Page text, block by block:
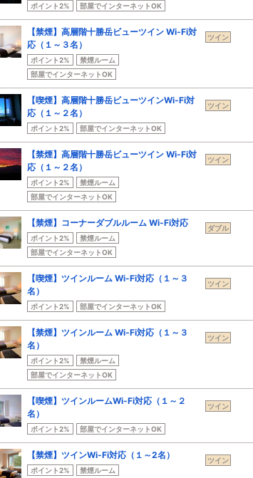
ポイント2% 部屋でインターネットOK
【禁煙】高層階十勝岳ビューツイン Wi-Fi対
応（１～３名）
ポイント2%
禁煙ルーム
部屋でインターネットOK
ツイン
【喫煙】高層階十勝岳ビューツインWi-Fi対
応（１～２名）
ポイント2% 部屋でインターネットOK
ツイン
【禁煙】高層階十勝岳ビューツイン Wi-Fi対
応（１～２名）
ポイント2%
禁煙ルーム
部屋でインターネットOK
ツイン
【禁煙】コーナーダブルルーム Wi-Fi対応
ポイント2%
禁煙ルーム
部屋でインターネットOK
ダブル
【喫煙】ツインルーム Wi-Fi対応（１～３
名）
ポイント2% 部屋でインターネットOK
ツイン
【禁煙】ツインルーム Wi-Fi対応（１～３
名）
ポイント2%
禁煙ルーム
部屋でインターネットOK
ツイン
【喫煙】ツインルームWi-Fi対応（１～２
名）
ポイント2% 部屋でインターネットOK
ツイン
【禁煙】ツインWi-Fi対応（１～2名）
ポイント2%
禁煙ルーム
ツイン